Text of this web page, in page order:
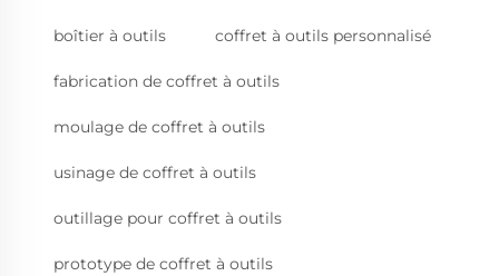
boîtier à outils coffret à outils personnalisé
fabrication de coffret à outils
moulage de coffret à outils
usinage de coffret à outils
outillage pour coffret à outils
prototype de coffret à outils